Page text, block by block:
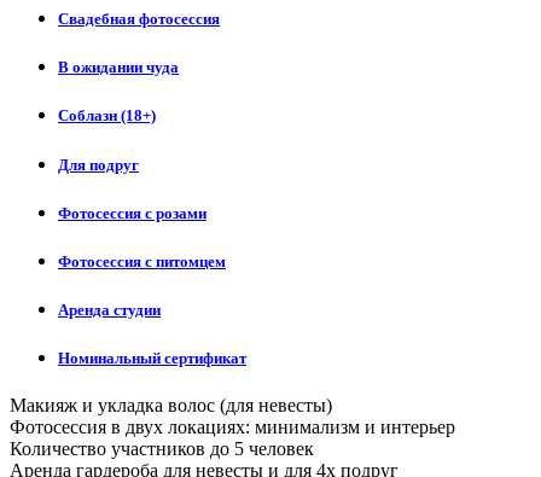
Свадебная фотосессия
В ожидании чуда
Соблазн (18+)
Для подруг
Фотосессия с розами
Фотосессия с питомцем
Аренда студии
Номинальный сертификат
Макияж и укладка волос (для невесты)
Фотосессия в двух локациях: минимализм и интерьер
Количество участников до 5 человек
Аренда гардероба для невесты и для 4х подруг